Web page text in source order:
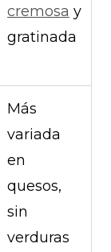
cremosa y
gratinada
Más
variada
en
quesos,
sin
verduras